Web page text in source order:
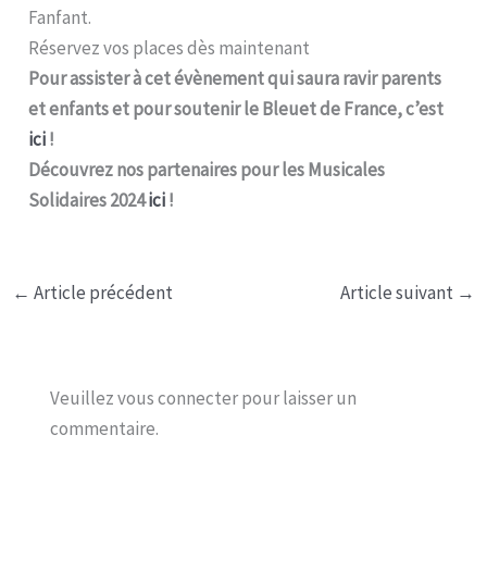
Fanfant.
Réservez vos places dès maintenant
Pour assister à cet évènement qui saura ravir parents
et enfants et pour soutenir le Bleuet de France, c’est
ici!
Découvrez nos partenaires pour les Musicales
Solidaires 2024ici!
← Article précédent Article suivant →
Veuillez vous connecter pour laisser un
commentaire.